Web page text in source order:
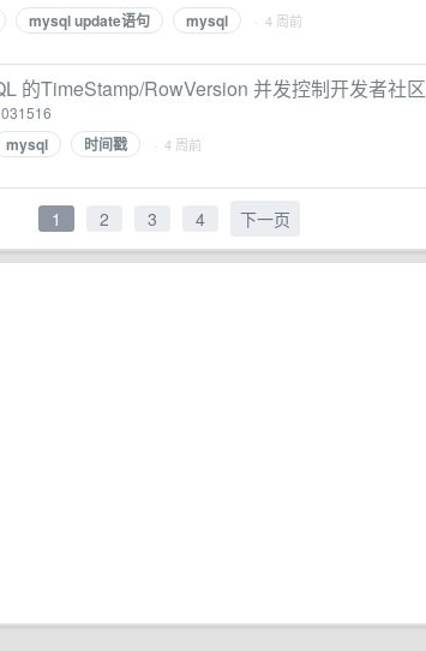
mysql update语句 mysql · 4 周前
的TimeStamp/RowVersion 并发控制开发者社区
mysql 时间戳 · 4 周前
1 2 3 4 下一页